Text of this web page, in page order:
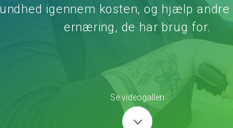
igennem kosten, og hjælp
ernæring, de har brug for.
Se videogalleri